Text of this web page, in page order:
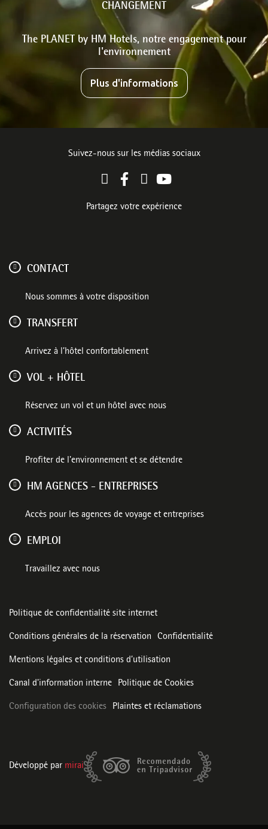
CHANGEMENT
The PLANET by HM Hotels, notre engagement pour
l'environnement
Plus d'informations
Suivez-nous sur les médias sociaux
Partagez votre expérience
CONTACT
Nous sommes à votre disposition
TRANSFERT
Arrivez à l’hôtel confortablement
VOL + HÔTEL
Réservez un vol et un hôtel avec nous
ACTIVITÉS
Profiter de l'environnement et se détendre
HM AGENCES - ENTREPRISES
Accès pour les agences de voyage et entreprises
EMPLOI
Travaillez avec nous
Politique de confidentialité site internet
Conditions générales de la réservation Confidentialité
Mentions légales et conditions d’utilisation
Canal d'information interne Politique de Cookies
Configuration des cookies Plaintes et réclamations
Développé par mirai